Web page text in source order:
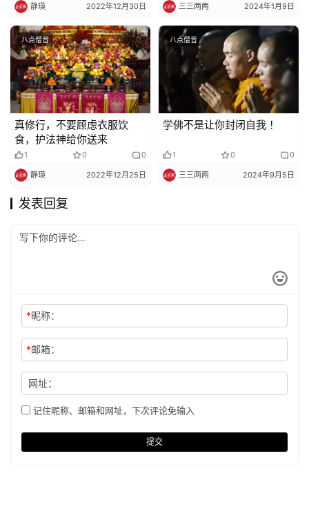
静瑛 2022年12月30日 三三两两 2024年1月9日
八点僧音
真修行，不要顾虑衣服饮
食，护法神给你送来
1 0 0
静瑛 2022年12月25日
八点僧音
学佛不是让你封闭自我 ！
1 0 0
三三两两 2024年9月5日
发表回复
*昵称：
*邮箱：
网址：
记住昵称、邮箱和网址，下次评论免输入
提交